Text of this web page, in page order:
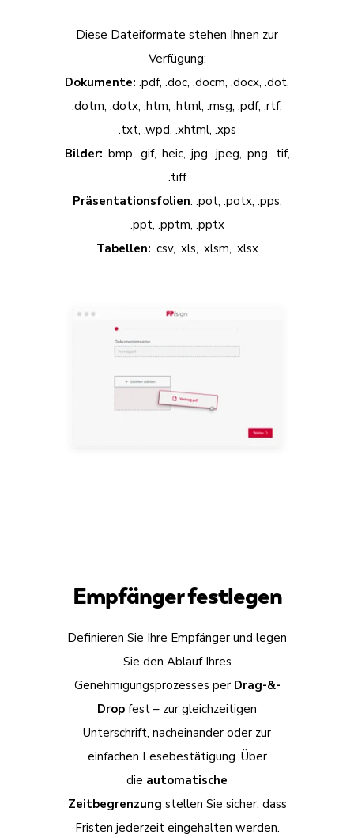
Diese Dateiformate stehen Ihnen zur
Verfügung:
Dokumente: .pdf, .doc, .docm, .docx, .dot,
.dotm, .dotx, .htm, .html, .msg, .pdf, .rtf,
.txt, .wpd, .xhtml, .xps
Bilder: .bmp, .gif, .heic, .jpg, .jpeg, .png, .tif,
.tiff
Präsentationsfolien: .pot, .potx, .pps,
.ppt, .pptm, .pptx
Tabellen: .csv, .xls, .xlsm, .xlsx
Empfänger festlegen
Definieren Sie Ihre Empfänger und legen
Sie den Ablauf Ihres
Genehmigungsprozesses per Drag-&-
Drop fest – zur gleichzeitigen
Unterschrift, nacheinander oder zur
einfachen Lesebestätigung. Über
die automatische
Zeitbegrenzung stellen Sie sicher, dass
Fristen jederzeit eingehalten werden.